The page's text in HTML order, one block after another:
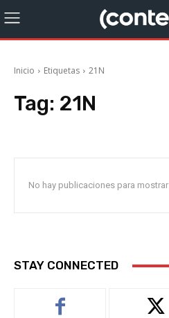
Inicio Etiquetas 21N
Tag: 21N
No hay publicaciones para mostrar
STAY CONNECTED